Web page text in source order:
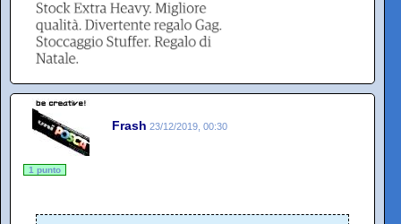
Frash 23/12/2019, 00:30
1 punto